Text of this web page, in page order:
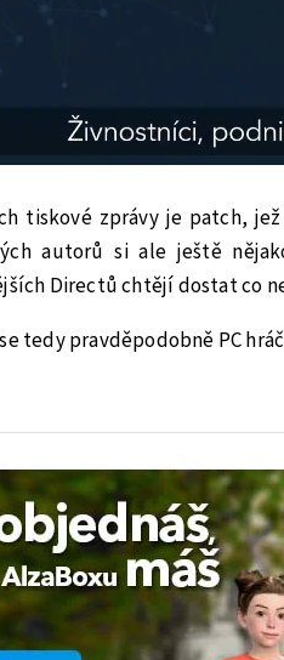
tiskové zprávy je patch,
autorů si ale ještě
Directů chtějí dostat co
tedy pravděpodobně PC